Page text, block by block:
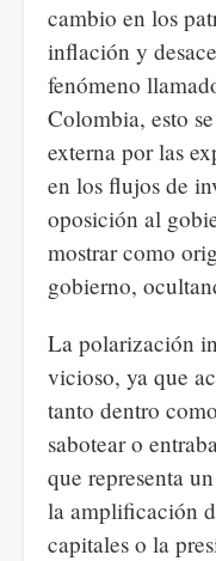
cambio en los
inflación y
fenómeno
Colombia, esto
externa por las
en los flujos de
oposición al
mostrar como
gobierno,
La polarización
vicioso, ya que
tanto dentro
sabotear o
que representa
la amplificación
capitales o la